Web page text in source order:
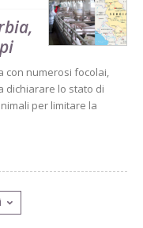
con numerosi focolai,
dichiarare lo stato di
per limitare la